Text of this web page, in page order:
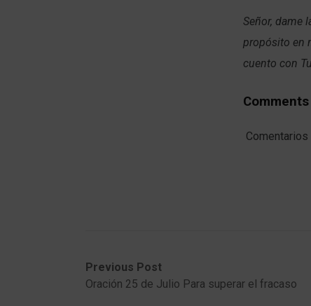
Señor, dame
propósito en
cuento con
Comments
Comentarios
Previous Post
Oración 25 de Julio Para superar el fracaso